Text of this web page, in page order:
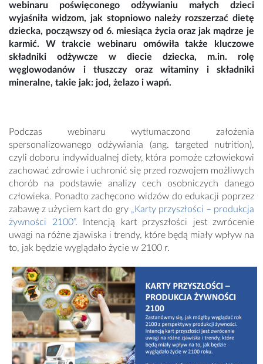
webinaru poświęconego odżywianiu małych dzieci
wyjaśniła widzom, jak stopniowo należy rozszerzać dietę
dziecka, począwszy od 6. miesiąca życia oraz jak mądrze je
karmić. W trakcie webinaru omówiła także kluczowe
składniki odżywcze w diecie dziecka, m.in. rolę
węglowodanów i tłuszczy oraz witaminy i składniki
mineralne, takie jak: jod, żelazo i wapń.
Podczas webinaru wytłumaczono założenia
spersonalizowanego odżywiania (ang. targeted nutrition),
czyli doboru indywidualnej diety, która pomoże człowiekowi
zachować zdrowie i uchronić się przed rozwojem możliwych
chorób na podstawie analizy cech osobniczych danego
człowieka. Ponadto zachęcono widzów do edukacji poprzez
zabawę z użyciem kart do gry „Karty przyszłości – produkcja
żywności 2100”. Intencją kart przyszłości jest zwrócenie
uwagi na różne zjawiska i trendy, które będą miały wpływ na
to, jak będzie wyglądało życie w 2100 r.